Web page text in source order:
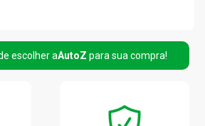
escolher aAutoZ para sua compra!